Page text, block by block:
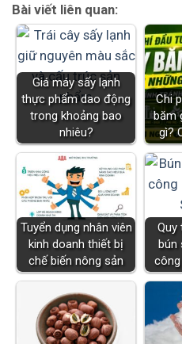
Bài viết liên quan:
Giá máy sấy lạnh
thực phẩm dao động
trong khoảng bao
nhiêu?
Chi
băm
gì?
Tuyển dụng nhân viên
kinh doanh thiết bị
chế biến nông sản
Quy
bún
công